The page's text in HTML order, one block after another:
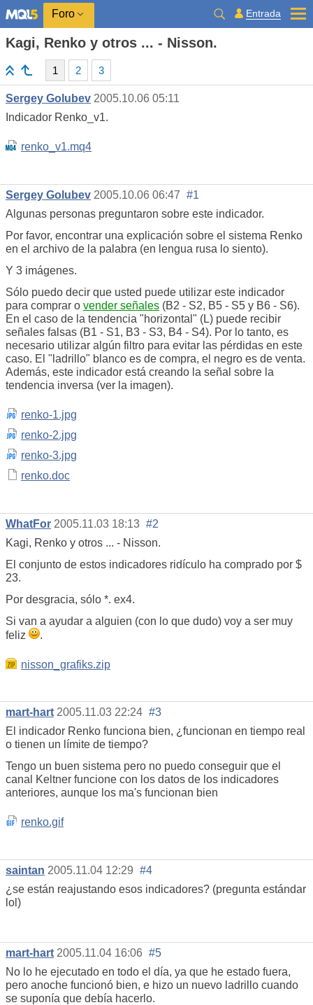
Foro Entrada
Kagi, Renko y otros ... - Nisson.
1 2 3
Sergey Golubev 2005.10.06 05:11
Indicador Renko_v1.
renko_v1.mq4
Sergey Golubev 2005.10.06 06:47 #1
Algunas personas preguntaron sobre este indicador.
Por favor, encontrar una explicación sobre el sistema Renko
en el archivo de la palabra (en lengua rusa lo siento).
Y 3 imágenes.
Sólo puedo decir que usted puede utilizar este indicador
para comprar o vender señales (B2 - S2, B5 - S5 y B6 - S6).
En el caso de la tendencia "horizontal" (L) puede recibir
señales falsas (B1 - S1, B3 - S3, B4 - S4). Por lo tanto, es
necesario utilizar algún filtro para evitar las pérdidas en este
caso. El "ladrillo" blanco es de compra, el negro es de venta.
Además, este indicador está creando la señal sobre la
tendencia inversa (ver la imagen).
renko-1.jpg
renko-2.jpg
renko-3.jpg
renko.doc
WhatFor 2005.11.03 18:13 #2
Kagi, Renko y otros ... - Nisson.
El conjunto de estos indicadores ridículo ha comprado por $
23.
Por desgracia, sólo *. ex4.
Si van a ayudar a alguien (con lo que dudo) voy a ser muy
feliz
.
nisson_grafiks.zip
mart-hart 2005.11.03 22:24 #3
El indicador Renko funciona bien, ¿funcionan en tiempo real
o tienen un límite de tiempo?
Tengo un buen sistema pero no puedo conseguir que el
canal Keltner funcione con los datos de los indicadores
anteriores, aunque los ma's funcionan bien
renko.gif
saintan 2005.11.04 12:29 #4
¿se están reajustando esos indicadores? (pregunta estándar
lol)
mart-hart 2005.11.04 16:06 #5
No lo he ejecutado en todo el día, ya que he estado fuera,
pero anoche funcionó bien, e hizo un nuevo ladrillo cuando
se suponía que debía hacerlo.